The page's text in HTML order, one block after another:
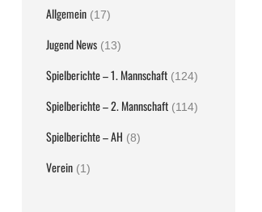
Allgemein (17)
Jugend News (13)
Spielberichte – 1. Mannschaft (124)
Spielberichte – 2. Mannschaft (114)
Spielberichte – AH (8)
Verein (1)